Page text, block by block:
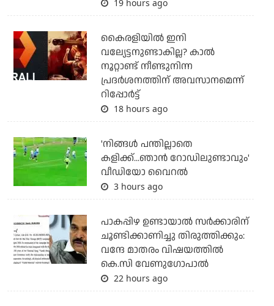
19 hours ago
കൈരളിയില്‍ ഇനി
വല്യേട്ടനുണ്ടാകില്ല? കാല്‍
നൂറ്റാണ്ട് നീണ്ടുനിന്ന
പ്രദര്‍ശനത്തിന് അവസാനമെന്ന്
റിപ്പോര്‍ട്ട്
18 hours ago
'നിങ്ങള്‍ പന്തില്ലാതെ
കളിക്ക്...ഞാന്‍ റോഡിലുണ്ടാവും'
വീഡിയോ വൈറല്‍
3 hours ago
പാകപ്പിഴ ഉണ്ടായാല്‍ സര്‍ക്കാരിന്
ചൂണ്ടിക്കാണിച്ചു തിരുത്തിക്കും:
വന്ദേ മാതരം വിഷയത്തില്‍
കെ.സി വേണുഗോപാല്‍
22 hours ago